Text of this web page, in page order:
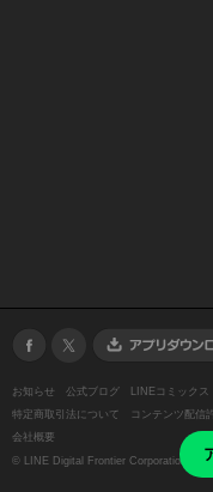
お知らせ 公式ブログ LINEコミックス
特定商取引法について
コンテンツ配信
会社概要
© LINE Digital Frontier Corporation